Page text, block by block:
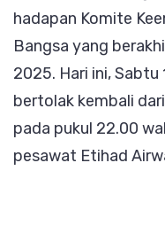
hadapan Komite
Bangsa yang
2025. Hari ini, Sabtu
bertolak kembali
pada pukul 22.00
pesawat Etihad